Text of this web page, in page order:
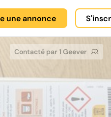
une annonce
Contacté par 1 Geever